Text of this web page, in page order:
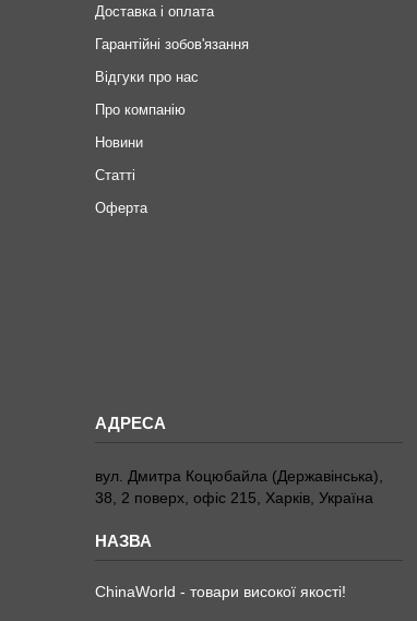
Доставка і оплата
Гарантійні зобов'язання
Відгуки про нас
Про компанію
Новини
Статті
Оферта
вул. Дмитра Коцюбайла (Державінська),
38, 2 поверх, офіс 215, Харків, Україна
ChinaWorld - товари високої якості!